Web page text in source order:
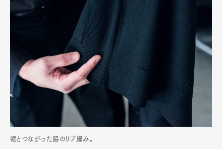
裾とつながった脇のリブ編み。